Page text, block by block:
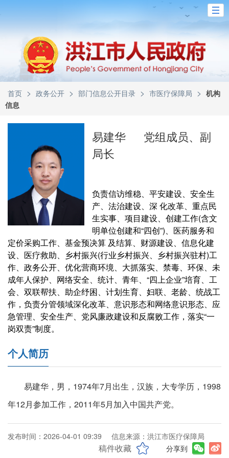
首页 > 政务公开 > 部门信息公开目录 > 市医疗保障局 > 机构
信息
易建华
党组成员、副
局长
负责信访维稳、平安建设、安全生
产、法治建设、深 化改革、重点民
生实事、项目建设、创建工作(含文
明单位创建和“四创”)、医药服务和
定价采购工作、基金预决算 及结算、财源建设、信息化建
设、医疗救助、乡村振兴(行业乡村振兴、乡村振兴驻村)工
作、政务公开、优化营商环境、大抓落实、禁毒、环保、未
成年人保护、网络安全、统计、青年、“四上企业”培育、工
会、双联帮扶、助企纾困、计划生育、妇联、老龄、统战工
作，负责分管领域深化改革、意识形态和网络意识形态、应
急管理、安全生产、党风廉政建设和反腐败工作，落实“一
岗双责”制度。
个人简历
易建华，男，1974年7月出生，汉族，大专学历，1998
年12月参加工作，2011年5月加入中国共产党。
发布时间：2026-04-01 09:39 信息来源：洪江市医疗保障局
稿件收藏 分享到